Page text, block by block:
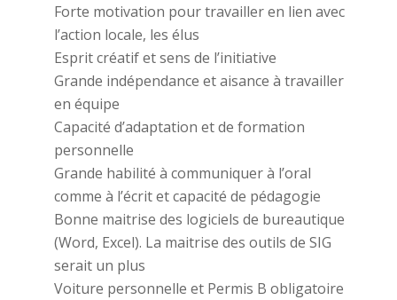
Forte motivation pour travailler en lien avec
l’action locale, les élus
Esprit créatif et sens de l’initiative
Grande indépendance et aisance à travailler
en équipe
Capacité d’adaptation et de formation
personnelle
Grande habilité à communiquer à l’oral
comme à l’écrit et capacité de pédagogie
Bonne maitrise des logiciels de bureautique
(Word, Excel). La maitrise des outils de SIG
serait un plus
Voiture personnelle et Permis B obligatoire